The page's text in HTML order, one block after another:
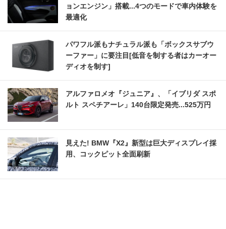
ョンエンジン」搭載...4つのモードで車内体験を
最適化
パワフル派もナチュラル派も「ボックスサブウ
ーファー」に要注目[低音を制する者はカーオー
ディオを制す]
アルファロメオ『ジュニア』、「イブリダ スポ
ルト スペチアーレ」140台限定発売...525万円
見えた! BMW『X2』新型は巨大ディスプレイ採
用、コックピット全面刷新